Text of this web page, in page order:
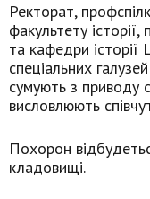
Ректорат,
факультету історії,
та кафедри історії
спеціальних
сумують з приводу
висловлюють
Похорон
кладовищі.